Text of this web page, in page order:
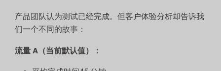
产品团队认为测试已经完成。但客户体验分析却告诉我
们一个不同的故事：
流量 A（当前默认值）：